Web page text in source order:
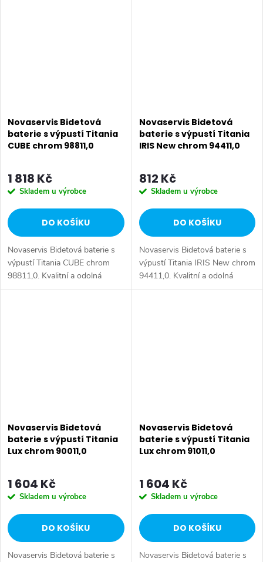
Novaservis Bidetová
baterie s výpustí Titania
CUBE chrom 98811,0
1 818 Kč
Skladem u výrobce
DO KOŠÍKU
Novaservis Bidetová baterie s
výpustí Titania CUBE chrom
98811,0. Kvalitní a odolná
keramická kartuše 25 mm s
Novaservis Bidetová
baterie s výpustí Titania
IRIS New chrom 94411,0
812 Kč
Skladem u výrobce
DO KOŠÍKU
Novaservis Bidetová baterie s
výpustí Titania IRIS New chrom
94411,0. Kvalitní a odolná
keramická kartuše 35 mm s
Novaservis Bidetová
baterie s výpustí Titania
Lux chrom 90011,0
1 604 Kč
Skladem u výrobce
DO KOŠÍKU
Novaservis Bidetová baterie s
Novaservis Bidetová
baterie s výpustí Titania
Lux chrom 91011,0
1 604 Kč
Skladem u výrobce
DO KOŠÍKU
Novaservis Bidetová baterie s